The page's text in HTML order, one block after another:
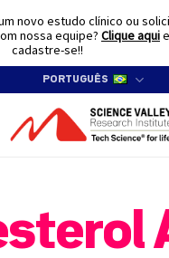
PORTUGUÊS
novo estudo clínico ou
nossa equipe? Clique aquie
cadastre-se!!